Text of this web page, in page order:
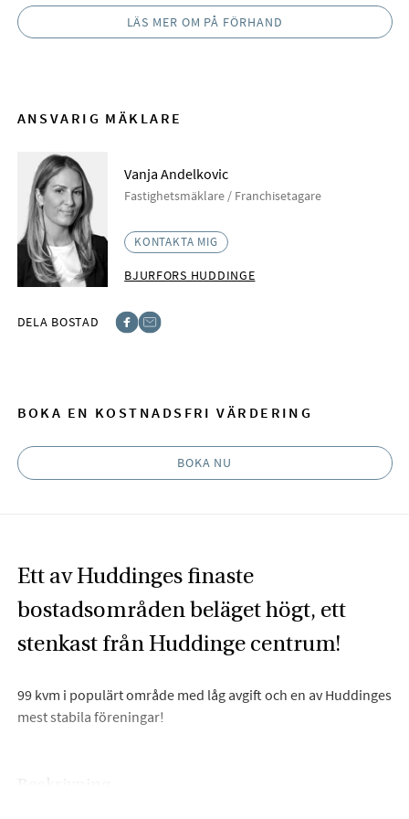
LÄS MER OM PÅ FÖRHAND
ANSVARIG MÄKLARE
Vanja Andelkovic
Fastighetsmäklare / Franchisetagare
KONTAKTA MIG
BJURFORS HUDDINGE
DELA BOSTAD
BOKA EN KOSTNADSFRI VÄRDERING
BOKA NU
Ett av Huddinges finaste
bostadsområden beläget högt, ett
stenkast från Huddinge centrum!
99 kvm i populärt område med låg avgift och en av Huddinges
mest stabila föreningar!